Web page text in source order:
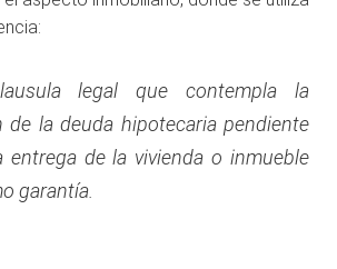
legal que contempla la
de la deuda hipotecaria pendiente
entrega de la vivienda o inmueble
garantía.